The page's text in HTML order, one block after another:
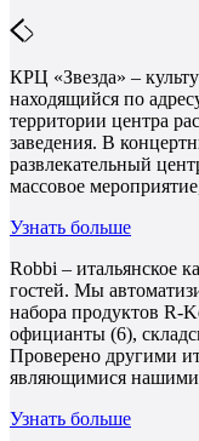
КРЦ «Звезда» –
находящийся по
территории центра
заведения. В
развлекательный
массовое
Узнать больше
Robbi – итальянское
гостей. Мы
набора продуктов R-
официанты (6),
Проверено другими
являющимися нашими
Узнать больше